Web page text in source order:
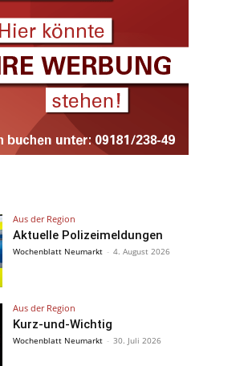
Aus der Region
Aktuelle Polizeimeldungen
Wochenblatt Neumarkt - 4. August 2026
Aus der Region
Kurz-und-Wichtig
Wochenblatt Neumarkt - 30. Juli 2026